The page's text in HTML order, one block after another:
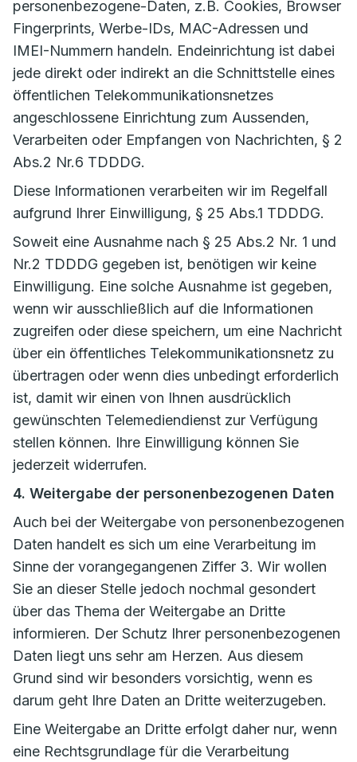
personenbezogene-Daten, z.B. Cookies, Browser
Fingerprints, Werbe-IDs, MAC-Adressen und
IMEI-Nummern handeln. Endeinrichtung ist dabei
jede direkt oder indirekt an die Schnittstelle eines
öffentlichen Telekommunikationsnetzes
angeschlossene Einrichtung zum Aussenden,
Verarbeiten oder Empfangen von Nachrichten, § 2
Abs.2 Nr.6 TDDDG.
Diese Informationen verarbeiten wir im Regelfall
aufgrund Ihrer Einwilligung, § 25 Abs.1 TDDDG.
Soweit eine Ausnahme nach § 25 Abs.2 Nr. 1 und
Nr.2 TDDDG gegeben ist, benötigen wir keine
Einwilligung. Eine solche Ausnahme ist gegeben,
wenn wir ausschließlich auf die Informationen
zugreifen oder diese speichern, um eine Nachricht
über ein öffentliches Telekommunikationsnetz zu
übertragen oder wenn dies unbedingt erforderlich
ist, damit wir einen von Ihnen ausdrücklich
gewünschten Telemediendienst zur Verfügung
stellen können. Ihre Einwilligung können Sie
jederzeit widerrufen.
4. Weitergabe der personenbezogenen Daten
Auch bei der Weitergabe von personenbezogenen
Daten handelt es sich um eine Verarbeitung im
Sinne der vorangegangenen Ziffer 3. Wir wollen
Sie an dieser Stelle jedoch nochmal gesondert
über das Thema der Weitergabe an Dritte
informieren. Der Schutz Ihrer personenbezogenen
Daten liegt uns sehr am Herzen. Aus diesem
Grund sind wir besonders vorsichtig, wenn es
darum geht Ihre Daten an Dritte weiterzugeben.
Eine Weitergabe an Dritte erfolgt daher nur, wenn
eine Rechtsgrundlage für die Verarbeitung